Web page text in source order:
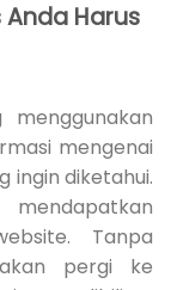
Anda Harus
mengenai
ingin diketahui.
Tanpa
pergi ke